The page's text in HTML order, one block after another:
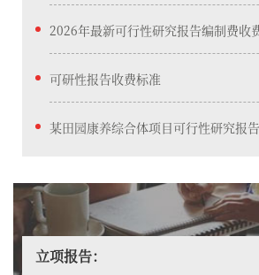
2026年最新可行性研究报告编制费收
可研性报告收费标准
某田园康养综合体项目可行性研究报
立项报告：